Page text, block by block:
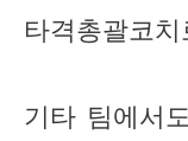
타격총괄코
기타 팀에서